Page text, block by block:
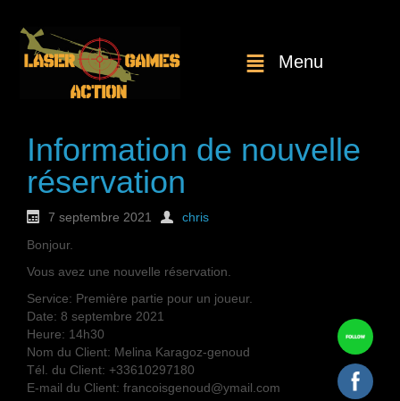
Menu
Information de nouvelle
réservation
7 septembre 2021
chris
Bonjour.
Vous avez une nouvelle réservation.
Service: Première partie pour un joueur.
Date: 8 septembre 2021
Heure: 14h30
Nom du Client: Melina Karagoz-genoud
Tél. du Client: +33610297180
E-mail du Client: francoisgenoud@ymail.com